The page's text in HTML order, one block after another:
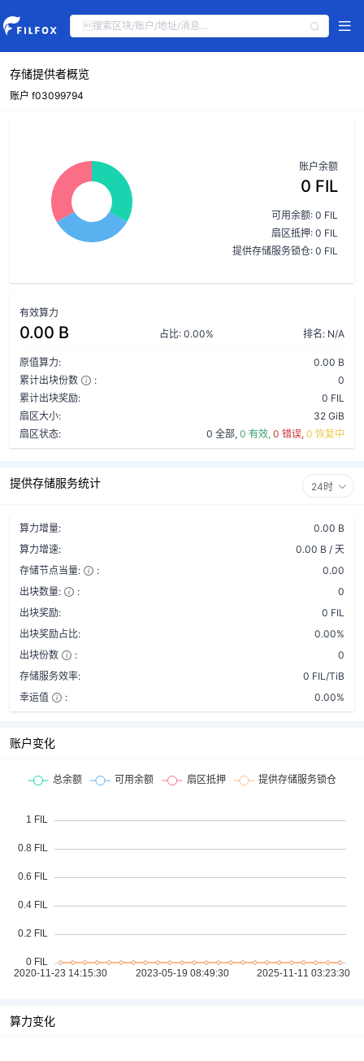
存储提供者概览
账户 f03099794
账户余额
0 FIL
可用余额: 0 FIL
扇区抵押: 0 FIL
提供存储服务锁仓: 0 FIL
有效算力
0.00 B 占比: 0.00% 排名: N/A
原值算力:
0.00 B
累计出块份数
:
0
累计出块奖励:
0 FIL
扇区大小:
32 GiB
扇区状态:
0 全部, 0 有效, 0 错误, 0 恢复中
提供存储服务统计 24时
算力增量:
0.00 B
算力增速:
0.00 B / 天
存储节点当量:
:
0.00
出块数量:
:
0
出块奖励:
0 FIL
出块奖励占比:
0.00%
出块份数
:
0
存储服务效率:
0 FIL/TiB
幸运值
: 0.00%
账户变化
算力变化